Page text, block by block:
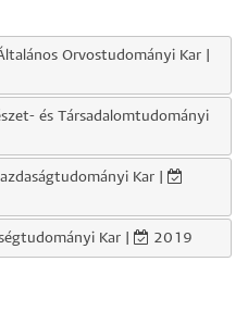
Orvostudományi Kar |
és Társadalomtudományi
Kar |
Kar | 2019